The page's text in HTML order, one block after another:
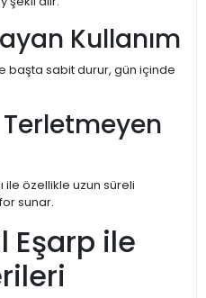
Kullanım
başta sabit durur, gün içinde
ile özellikle uzun süreli
sunar.
Eşarp ile